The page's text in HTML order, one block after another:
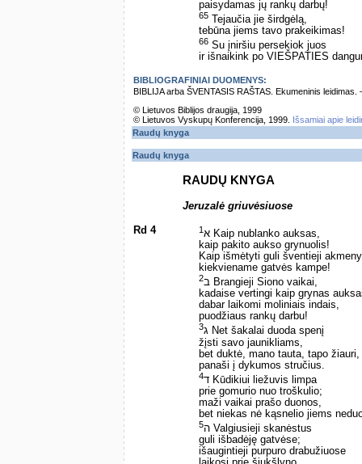
paisydamas jų rankų darbų!
65 Tejaučia jie širdgėlą,
tebūna jiems tavo prakeikimas!
66 Su įniršiu persekiok juos
ir išnaikink po VIEŠPATIES
BIBLIOGRAFINIAI DUOMENYS:
BIBLIJA arba ŠVENTASIS RAŠTAS. Ekumeninis
© Lietuvos Biblijos draugija, 1999
© Lietuvos Vyskupų Konferencija, 1999.
Išsamiai apie
Raudų knyga
Raudų knyga
RAUDŲ KNYGA
Jeruzalė griuvėsiuose
Rd 4 1
א Kaip nublanko auksas,
kaip pakito aukso grynuolis!
Kaip išmėtyti guli šventieji
kiekviename gatvės kampe!
2
ב Brangieji Siono vaikai,
kadaise vertingi kaip grynas
dabar laikomi moliniais indais,
puodžiaus rankų darbu!
3
ג Net šakalai duoda spenį
žįsti savo jaunikliams,
bet duktė, mano tauta, tapo žiauri,
panaši į dykumos stručius.
4
ד Kūdikiui liežuvis limpa
prie gomurio nuo troškulio;
maži vaikai prašo duonos,
bet niekas nė kąsnelio jiems
5
ה Valgiusieji skanėstus
guli išbadėję gatvėse;
išaugintieji purpuro drabužiuose